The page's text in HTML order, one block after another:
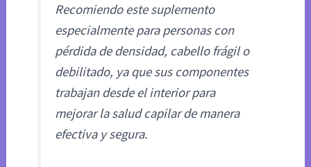
Recomiendo este suplemento
especialmente para personas con
pérdida de densidad, cabello frágil o
debilitado, ya que sus componentes
trabajan desde el interior para
mejorar la salud capilar de manera
efectiva y segura.